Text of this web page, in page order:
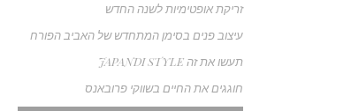
זריקת אופטימיות לשנה החדש
עיצוב פנים בסימן המתחדש של האביב הפורח
תעשו את זה JAPANDI STYLE
חוגגים את החיים בשווקי פרובאנס